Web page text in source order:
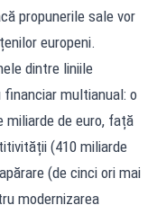
propunerile sale vor
europeni.
dintre liniile
multianual: o
miliarde de euro, față
(410 miliarde
(de cinci ori mai
modernizarea